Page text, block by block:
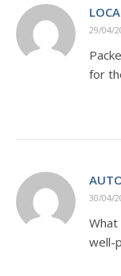
29/04/
for
30/04/
well-